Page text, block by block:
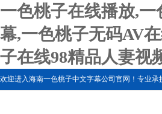
一色桃子在线播放,
幕,一色桃子无码AV
子在线98精品人妻视
欢迎进入海南一色桃子中文字幕公司官网！专业